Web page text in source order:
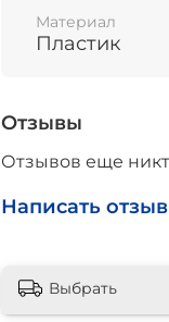
Материал
Пластик
Отзывы
Отзывов еще
Написать отзыв
Выбрать